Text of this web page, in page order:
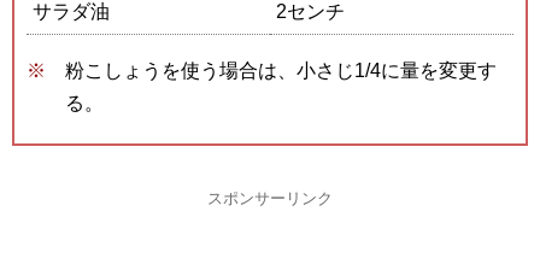
サラダ油 2センチ
粉こしょうを使う場合は、小さじ1/4に量を変更す
る。
スポンサーリンク